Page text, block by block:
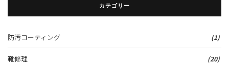
カテゴリー
防汚コーティング (1)
靴修理 (20)